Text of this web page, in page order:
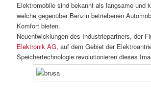
Elektromobile sind bekannt als langsame und
welche gegenüber Benzin betriebenen
Komfort bieten.
Neuentwicklungen des Industriepartners, der
Elektronik AG, auf dem Gebiet der
Speichertechnologie revolutionieren dieses